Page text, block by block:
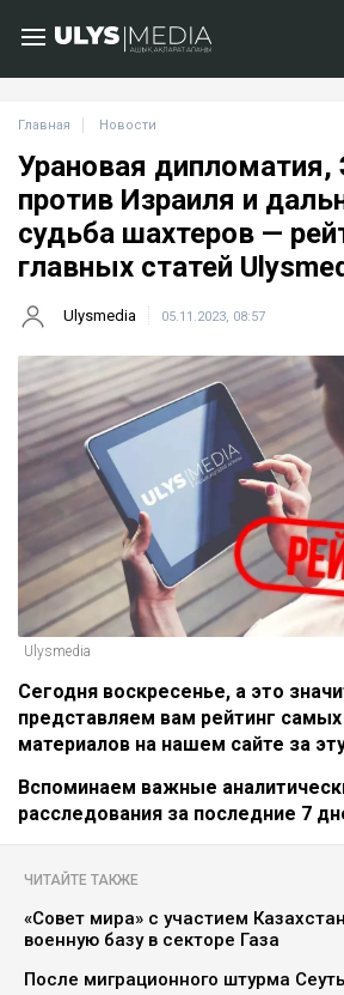
Главная Новости
Урановая дипломатия,
против Израиля и
судьба шахтеров —
главных статей
Ulysmedia 05.11.2023, 08:57
Ulysmedia
Сегодня воскресенье, а это
представляем вам рейтинг
материалов на нашем сайте за
Вспоминаем важные
расследования за последние 7
ЧИТАЙТЕ ТАКЖЕ
«Совет мира» с участием
военную базу в секторе Газа
После миграционного штурма